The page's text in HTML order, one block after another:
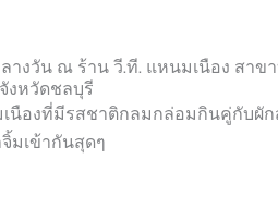
งวัน ณ ร้าน วี.ที. แหนมเนือง สาข
งหวัดชลบุรี
นืองที่มีรสชาติกลมกล่อมกินคู่กับผั
มเข้ากันสุดๆ